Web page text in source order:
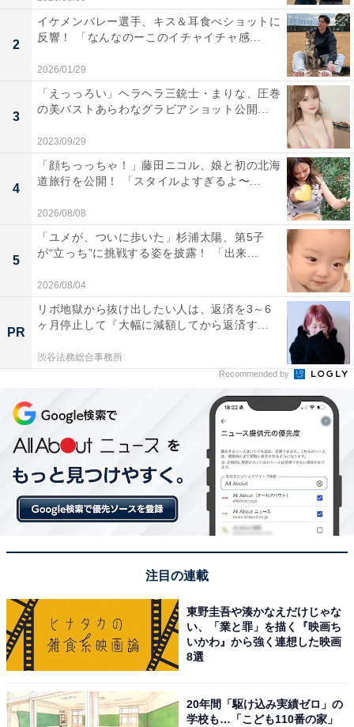
2
イケメンバレー選手、キス＆耳食べショットに
反響！ 「なんなのーこのイチャイチャ感...
2026/01/29
3
「えっっろい」ヘラヘラ三銃士・まりな、圧巻
の美バストあらわなグラビアショット公開...
2023/09/29
4
「顔ちっっちゃ！」藤田ニコル、娘と初の北海
道旅行を公開！ 「スタイルよすぎるよ〜...
2026/08/08
5
「ユメが、ついに歩いた」杉浦太陽、第5子
が“立っち”に挑戦する姿を披露！ 「出来...
2026/08/04
PR
リボ地獄から抜け出したい人は、返済を3～6
ヶ月停止して『大幅に減額してから返済す...
渋谷法務総合事務所
Recommended by
注目の連載
東野圭吾や湊かなえだけじゃな
い、「業と罪」を描く『映画ち
いかわ』から強く連想した映画
8選
20年間「駆け込み実績ゼロ」の
学校も…「こども110番の家」